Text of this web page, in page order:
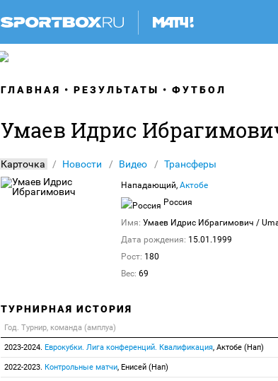
ГЛАВНАЯ РЕЗУЛЬТАТЫ ФУТБОЛ
Умаев Идрис
Карточка Новости Видео Трансферы
Нападающий, Актобе
Россия
Имя: Умаев Идрис Ибрагимович /
Дата рождения: 15.01.1999
Рост: 180
Вес: 69
ТУРНИРНАЯ ИСТОРИЯ
Год. Турнир, команда (амплуа)
2023-2024. Еврокубки. Лига конференций. Квалификация, Актобе (Нап)
2022-2023. Контрольные матчи, Енисей (Нап)